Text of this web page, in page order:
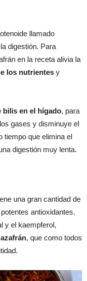
llamado
digestión. Para
en la receta alivia la
los nutrientes y
bilis en el hígado, para
gases y disminuye el
tiempo que elimina el
digestión muy lenta.
una gran cantidad de
antioxidantes.
y el kaempferol,
, que como todos